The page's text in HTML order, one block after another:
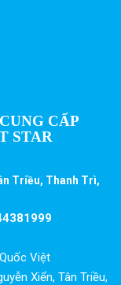
CẤP
STAR
Triều, Thanh Trì,
Việt
Xiển, Tân Triều,